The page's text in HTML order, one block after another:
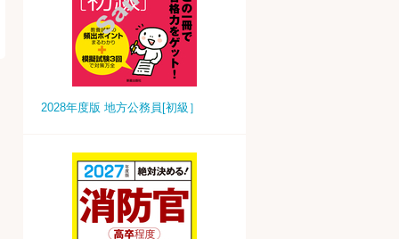
2028年度版 地方公務員[初級］